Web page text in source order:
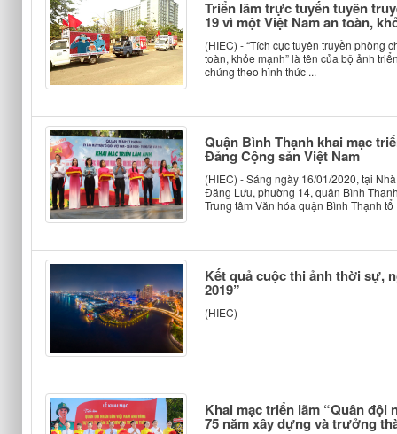
Triển lãm trực tuyến tuyên
19 vì một Việt Nam an toàn,
(HIEC) - “Tích cực tuyên truyền phòng
toàn, khỏe mạnh” là tên của bộ ảnh
chúng theo hình thức ...
Quận Bình Thạnh khai mạc
Đảng Cộng sản Việt Nam
(HIEC) - Sáng ngày 16/01/2020, tại
Đăng Lưu, phường 14, quận Bình
Trung tâm Văn hóa quận Bình Thạnh tổ
Kết quả cuộc thi ảnh thời sự,
2019”
(HIEC)
Khai mạc triển lãm “Quân đội
75 năm xây dựng và trưởng